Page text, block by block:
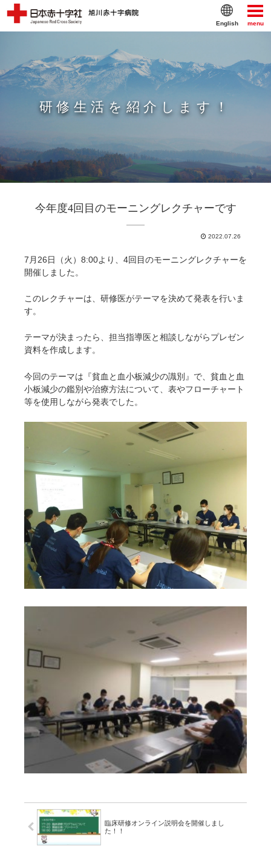
menu
English
研修生活を紹介します！
今年度4回目のモーニングレクチャーです
2022.07.26
7月26日（火）8:00より、4回目のモーニングレクチャーを
開催しました。
このレクチャーは、研修医がテーマを決めて発表を行いま
す。
テーマが決まったら、担当指導医と相談しながらプレゼン
資料を作成します。
今回のテーマは『貧血と血小板減少の識別』で、貧血と血
小板減少の鑑別や治療方法について、表やフローチャート
等を使用しながら発表でした。
臨床研修オンライン説明会を開催しまし
た！！